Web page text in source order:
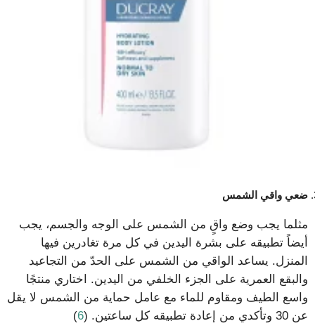
ضعي واقي الشمس
مثلما يجب وضع واقٍ من الشمس على الوجه والجسم، يجب
أيضاً تطبيقه على بشرة اليدين في كل مرة تغادرين فيها
المنزل. يساعد الواقي من الشمس على الحدّ من التجاعيد
والبقع العمرية على الجزء الخلفي من اليدين. اختاري منتجًا
واسع الطيف ومقاوم للماء مع عامل حماية من الشمس لا يقل
عن 30 وتأكدي من إعادة تطبيقه كل ساعتين. (
6
)